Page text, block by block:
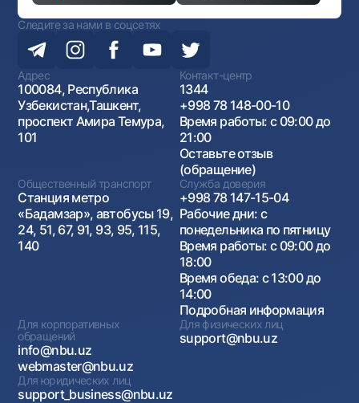
Следите за нами в соцсетях
Адрес
100084, Республика
Узбекистан,Ташкент,
проспект Амира Темура,
101
Контакт-центр
1344
+998 78 148-00-10
Время работы: с 09:00 до
21:00
Оставьте отзыв
(обращение)
Общественный транспорт
Станция метро
«Бадамзар», автобусы 19,
24, 51, 67, 91, 93, 95, 115,
140
Служба доверия
+998 78 147-15-04
Рабочие дни: с
понедельника по пятницу
Время работы: с 09:00 до
18:00
Время обеда: с 13:00 до
14:00
Подробная информация
Для корпоративных
обращений
info@nbu.uz
webmaster@nbu.uz
Для физических лиц
support@nbu.uz
Для юридических лиц
support_business@nbu.uz